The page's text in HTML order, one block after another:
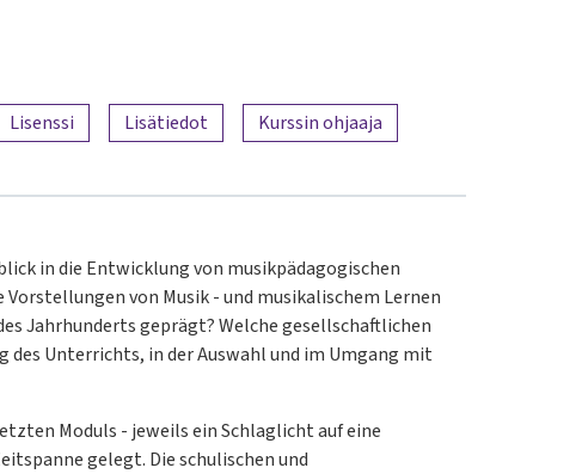
Lisenssi Lisätiedot Kurssin ohjaaja
in die Entwicklung von musikpädagogischen
von Musik - und musikalischem Lernen
Jahrhunderts geprägt? Welche gesellschaftlichen
des Unterrichts, in der Auswahl und im Umgang mit
Moduls - jeweils ein Schlaglicht auf eine
gelegt. Die schulischen und